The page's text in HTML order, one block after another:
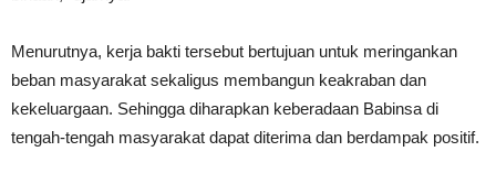
Menurutnya, kerja bakti tersebut bertujuan untuk meringankan
beban masyarakat sekaligus membangun keakraban dan
kekeluargaan. Sehingga diharapkan keberadaan Babinsa di
tengah-tengah masyarakat dapat diterima dan berdampak positif.